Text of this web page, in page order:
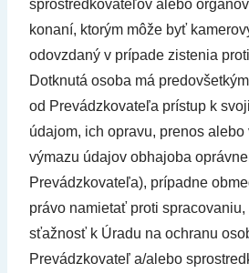
sprostredkovateľov alebo
konaní, ktorým môže byť
odovzdaný v prípade zistenia
Dotknutá osoba má
od Prevádzkovateľa prístup k
údajom, ich opravu, prenos
výmazu údajov obhajoba
Prevádzkovateľa), prípadne
právo namietať proti
sťažnosť k Úradu na ochranu
Prevádzkovateľ a/alebo